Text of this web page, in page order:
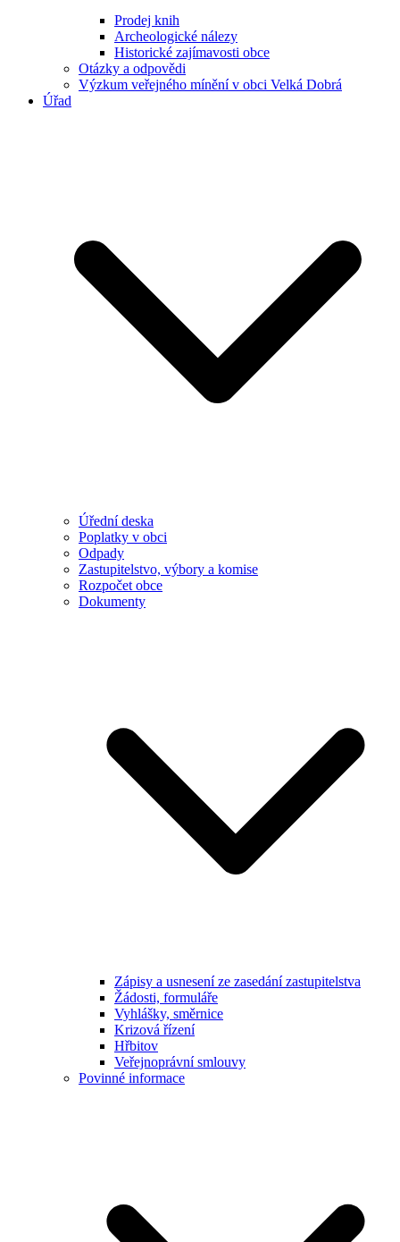
Prodej knih
Archeologické nálezy
Historické zajímavosti obce
Otázky a odpovědi
Výzkum veřejného mínění v obci Velká Dobrá
Úřad
Úřední deska
Poplatky v obci
Odpady
Zastupitelstvo, výbory a komise
Rozpočet obce
Dokumenty
Zápisy a usnesení ze zasedání zastupitelstva
Žádosti, formuláře
Vyhlášky, směrnice
Krizová řízení
Hřbitov
Veřejnoprávní smlouvy
Povinné informace